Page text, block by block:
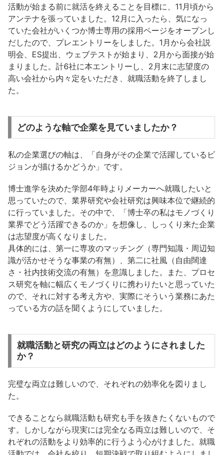
活動が始まる前に就活を終えることを目標に、11月頃から
アンテナを張っていました。12月に入ったら、気になっ
ていた会社がいくつか博士専用の採用ページをオープンし
だしたので、プレエントリーをしました。1月から会社説
明会、ES提出、ウェブテストが始まり、2月から面接が始
まりました。計6社に本エントリーし、2月末に志望度の
高い会社から内々定をいただき、就職活動を終了しまし
た。
どのような軸で企業を見ていましたか？
私の企業選びの軸は、「自身がその企業で活躍しているビ
ジョンが描けるかどうか」です。
博士進学を決めた学部4年時よりメーカーへ就職したいと
思っていたので、業界研究や会社研究は興味本位で継続的
に行っていました。その中で、「博士卒の私はモノづくり
業界でどう活躍できるのか」を想像し、しっくり来た企業
は志望度が高くなりました。
具体的には、第一に専攻のマッチング（専門知識・周辺知
識が活かせそうな事業の有無）、第二に社風（自由闊達
さ・社内技術交流の有無）を意識しました。また、プロセ
ス研究を軸に幅広くモノづくりに携わりたいと思っていた
ので、それに対する考え方や、実際にそういう業務にあた
っている方の話を聞くようにしていました。
就職活動と研究の両立はどのようにされました
か？
完璧な両立は難しいので、それぞれの効率化を図りまし
た。
できることなら就職活動も研究も手を抜きたくないもので
す。しかしながら現実には完全なる両立は難しいので、そ
れぞれの活動をより効率的に行うよう心がけました。就職